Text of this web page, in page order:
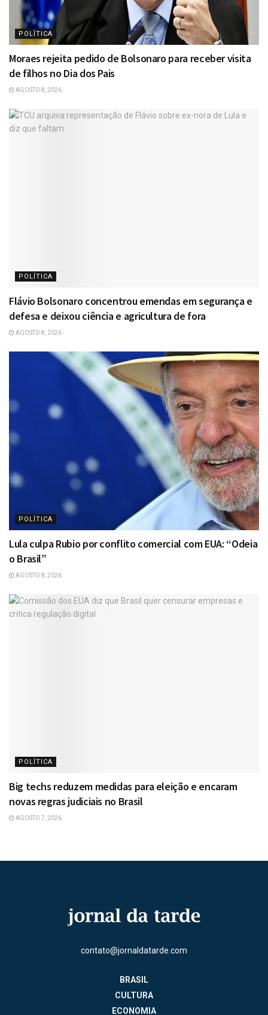
POLÍTICA
Moraes rejeita pedido de Bolsonaro para receber visita
de filhos no Dia dos Pais
AGOSTO 8, 2026
POLÍTICA
Flávio Bolsonaro concentrou emendas em segurança e
defesa e deixou ciência e agricultura de fora
AGOSTO 8, 2026
POLÍTICA
Lula culpa Rubio por conflito comercial com EUA: “Odeia
o Brasil”
AGOSTO 8, 2026
POLÍTICA
Big techs reduzem medidas para eleição e encaram
novas regras judiciais no Brasil
AGOSTO 7, 2026
contato@jornaldatarde.com
BRASIL
CULTURA
ECONOMIA